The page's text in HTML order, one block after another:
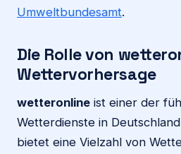
Umweltbundesamt.
Die Rolle von
Wettervorhersage
wetteronline ist einer der
Wetterdienste in
bietet eine Vielzahl von